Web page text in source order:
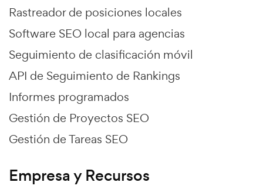
Rastreador de posiciones locales
Software SEO local para agencias
Seguimiento de clasificación móvil
API de Seguimiento de Rankings
Informes programados
Gestión de Proyectos SEO
Gestión de Tareas SEO
Empresa y Recursos